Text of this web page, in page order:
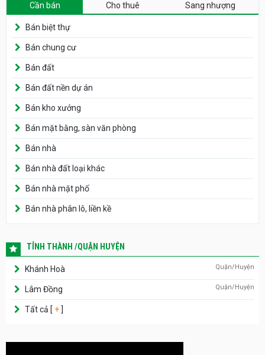
Cần bán Cho thuê Sang nhượng
Bán biệt thự
Bán chung cư
Bán đất
Bán đất nền dự án
Bán kho xưởng
Bán mặt bằng, sàn văn phòng
Bán nhà
Bán nhà đất loại khác
Bán nhà mặt phố
Bán nhà phân lô, liền kề
TỈNH THÀNH /QUẬN HUYỆN
Khánh Hoà Quận/Huyện
Lâm Đồng Quận/Huyện
Tất cả [ + ]